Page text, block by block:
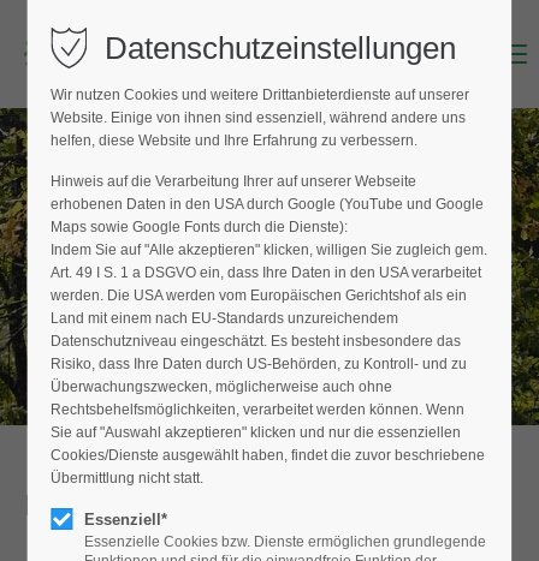
Login
Benutzername (E-Mailadresse)
Passwort
Anmelden
Register|Lost your password?
Support
Menu
BAUMPFLEGER FINDEN
Hier finden Sie den Fachbetrieb in Ihrer
Nähe
Detailansicht
Datenschutzeinstellungen
Wir nutzen Cookies und weitere Drittanbieterdienste auf unserer
Website. Einige von ihnen sind essenziell, während andere uns
helfen, diese Website und Ihre Erfahrung zu verbessern.
Hinweis auf die Verarbeitung Ihrer auf unserer Webseite
erhobenen Daten in den USA durch Google (YouTube und Google
Maps sowie Google Fonts durch die Dienste):
Indem Sie auf "Alle akzeptieren" klicken, willigen Sie zugleich gem.
Art. 49 I S. 1 a DSGVO ein, dass Ihre Daten in den USA verarbeitet
werden. Die USA werden vom Europäischen Gerichtshof als ein
Land mit einem nach EU-Standards unzureichendem
Datenschutzniveau eingeschätzt. Es besteht insbesondere das
Risiko, dass Ihre Daten durch US-Behörden, zu Kontroll- und zu
Überwachungszwecken, möglicherweise auch ohne
Rechtsbehelfsmöglichkeiten, verarbeitet werden können. Wenn
Sie auf "Auswahl akzeptieren" klicken und nur die essenziellen
Cookies/Dienste ausgewählt haben, findet die zuvor beschriebene
Übermittlung nicht statt.
Essenziell*
Essenzielle Cookies bzw. Dienste ermöglichen grundlegende